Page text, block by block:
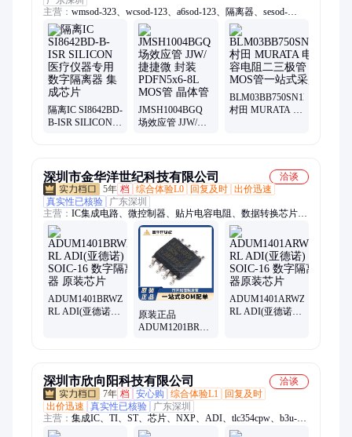
主营： wmsod-323、wcsod-123、a6sod-123、隔离器、sesod-
123、wxsod-123、wdsod-323、x4sod-123、6hsod-123、6csod-
123、4zsod-123、mmbd4148t、mmbd4148a、3esod-323、蜡烛
灯、wgsod-123、5psod-123、y2sod-323、稳压管、wnsod-123、
d6sod-123、sksod-123、mmsz5244b、c0sod-323、5nsod-123、
4fsod-123
隔离IC SI8642BD-
B-ISR SILICON
JMSH1004BGQ
场效应管 JJW/捷
BLM03BB750SN1D
村田 MURATA 电
深圳市金华洋世纪科技有限公司
洽谈
5年 档 综合体验L0 回复及时 出价迅速
真实性已核验
广东深圳
主营： IC集成电路、微控制器、贴片电容电阻、数据转换芯片、
射频无线芯片、滤波器 振荡器、传感器、继电器
ADUM1401BRWZ-
RL ADI(亚德诺)
原装正品
ADUM1201BRZ-
ADUM1401ARWZ-
RL ADI(亚德诺)
深圳市欣向阳科技有限公司
洽谈
7年 档 安心购 综合体验L1
回复及时
出价迅速
真实性已核验
广东深圳
主营： 集成IC、TI、ST、芯片、NXP、ADI、tlc354cpw、b3u-
1000p、衰减器、pcb批量、a991-2015、a999-3283、多层板、